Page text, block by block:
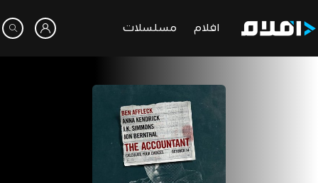
افلام مسلسلات